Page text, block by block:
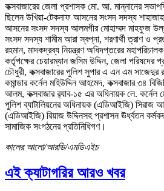
কক্সবাজারের জেলা প্রশাসক মো. আ. মান্নানের
ছিলেন উখিয়া-টেকনাফ আসনের সংসদ সদস্য
আসনের সংসদ সদস্য আলমগীর মোহাম্মদ মাহফুজ
সংসদ সদস্য শামীম আরা স্বপ্না, শরণার্থী ত্রাণ ও
রহমান, মাদকদ্রব্য নিয়ন্ত্রণ অধিদপ্তরের
কর্তৃপক্ষের চেয়ারম্যান জসিম উদ্দিন, জেলা
চৌধুরী, কক্সবাজারের পুলিশ সুপার এ এন এম সাজেদুর
কমান্ডার কর্নেল মহিউদ্দিন আহমেদ, কক্সবাজার ৩৪
আলম, কক্সবাজার র‌্যাব-১৫ এর অধিনায়ক লে. কর্নেল
পুলিশ ব্যাটালিয়নের অধিনায়ক (এডিআইজি) সিরাজ
(এডিআইজি) রিয়াজ উদ্দিনসহ প্রশাসন ঊর্ধ্বতন
সামাজিক সংগঠনের প্রতিনিধিগণ।
কালের আলো/আরডি/এমডিএইচ
এই ক্যাটাগরির আরও খবর